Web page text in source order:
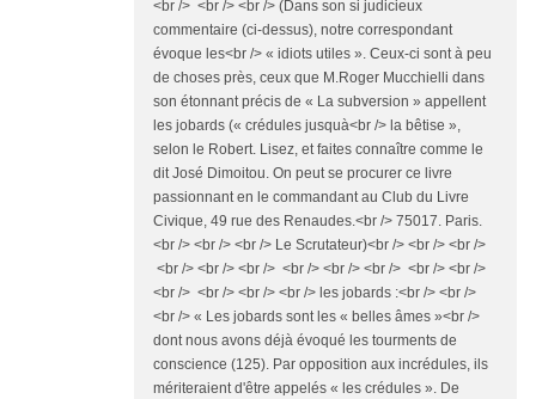
<br /> <br /> <br /> (Dans son si judicieux
commentaire (ci-dessus), notre correspondant
évoque les<br /> « idiots utiles ». Ceux-ci sont à peu
de choses près, ceux que M.Roger Mucchielli dans
son étonnant précis de « La subversion » appellent
les jobards (« crédules jusquà<br /> la bêtise »,
selon le Robert. Lisez, et faites connaître comme le
dit José Dimoitou. On peut se procurer ce livre
passionnant en le commandant au Club du Livre
Civique, 49 rue des Renaudes.<br /> 75017. Paris.
<br /> <br /> <br /> Le Scrutateur)<br /> <br /> <br />
<br /> <br /> <br /> <br /> <br /> <br /> <br /> <br />
<br /> <br /> <br /> <br /> les jobards :<br /> <br />
<br /> « Les jobards sont les « belles âmes »<br />
dont nous avons déjà évoqué les tourments de
conscience (125). Par opposition aux incrédules, ils
mériteraient d'être appelés « les crédu­les ». De